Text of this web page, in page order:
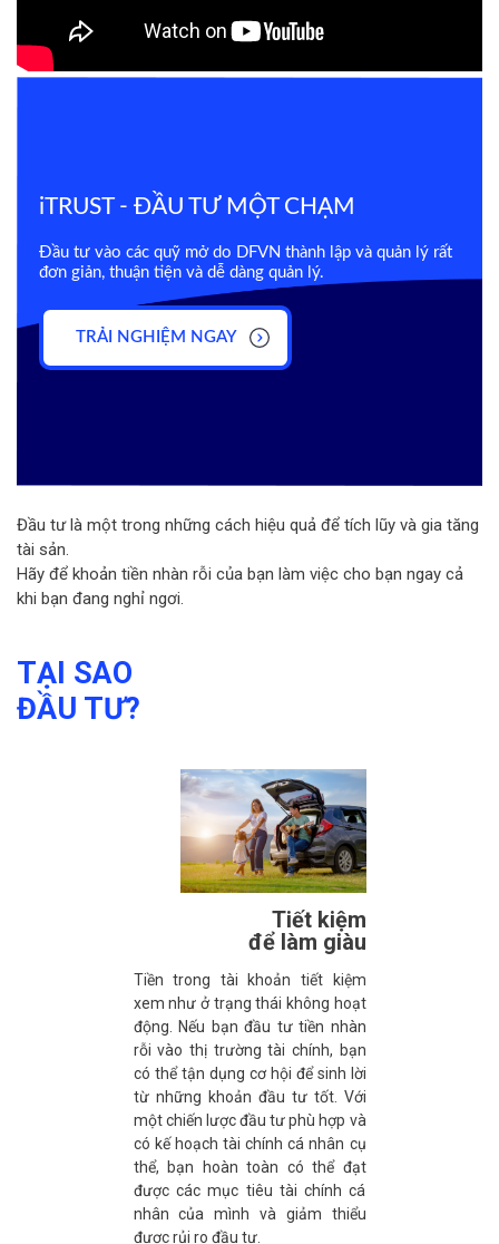
iTRUST - ĐẦU TƯ MỘT CHẠM
Đầu tư vào các quỹ mở do DFVN thành lập và quản lý rất
đơn giản, thuận tiện và dễ dàng quản lý.
TRẢI NGHIỆM NGAY
Đầu tư là một trong những cách hiệu quả để tích lũy và gia tăng
tài sản.
Hãy để khoản tiền nhàn rỗi của bạn làm việc cho bạn ngay cả
khi bạn đang nghỉ ngơi.
TẠI SAO
ĐẦU TƯ?
Tiết kiệm
để làm giàu
Tiền trong tài khoản tiết kiệm
xem như ở trạng thái không hoạt
động. Nếu bạn đầu tư tiền nhàn
rỗi vào thị trường tài chính, bạn
có thể tận dụng cơ hội để sinh lời
từ những khoản đầu tư tốt. Với
một chiến lược đầu tư phù hợp và
có kế hoạch tài chính cá nhân cụ
thể, bạn hoàn toàn có thể đạt
được các mục tiêu tài chính cá
nhân của mình và giảm thiểu
được rủi ro đầu tư.